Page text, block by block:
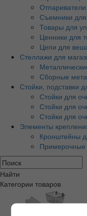
Отпариватели
Съемники
Товары для
Ценники для
Цепи для
Стеллажи для
Сборные
Стойки, подставки
Стойки для
Стойки для
Стойки для
Элементы
Кронштейны
Примерочные
Найти
Категории товаров